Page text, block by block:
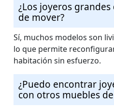
¿Los joyeros
de mover?
Sí, muchos modelos son
lo que permite
habitación sin esfuerzo.
¿Puedo encontrar
con otros muebles